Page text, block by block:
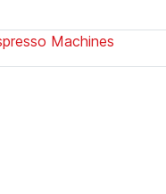
Machines